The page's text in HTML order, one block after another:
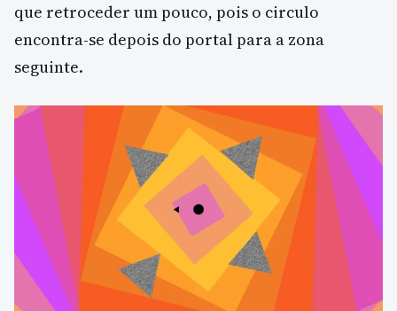
que retroceder um pouco, pois o circulo
encontra-se depois do portal para a zona
seguinte.